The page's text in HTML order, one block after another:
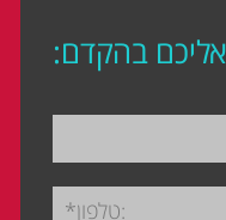
אליכם בהקדם: